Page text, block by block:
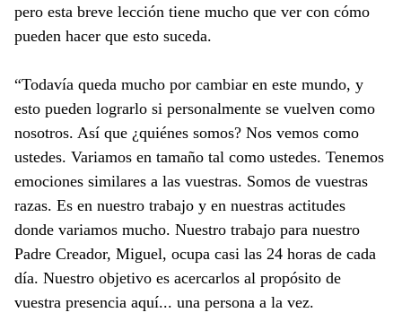
pero esta breve lección tiene mucho que ver con cómo
pueden hacer que esto suceda.
“Todavía queda mucho por cambiar en este mundo, y
esto pueden lograrlo si personalmente se vuelven como
nosotros. Así que ¿quiénes somos? Nos vemos como
ustedes. Variamos en tamaño tal como ustedes. Tenemos
emociones similares a las vuestras. Somos de vuestras
razas. Es en nuestro trabajo y en nuestras actitudes
donde variamos mucho. Nuestro trabajo para nuestro
Padre Creador, Miguel, ocupa casi las 24 horas de cada
día. Nuestro objetivo es acercarlos al propósito de
vuestra presencia aquí... una persona a la vez.